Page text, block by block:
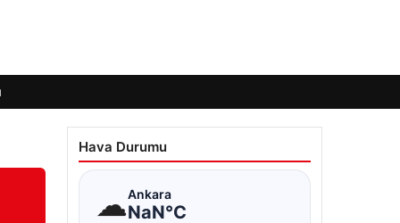
Hava Durumu
☁Ankara
NaN°C